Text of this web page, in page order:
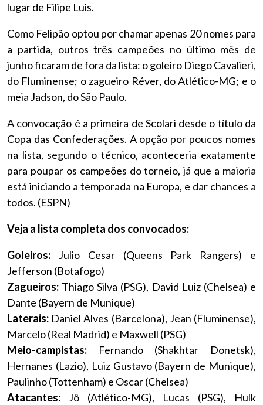
lugar de Filipe Luis.
Como Felipão optou por chamar apenas 20 nomes para
a partida, outros três campeões no último mês de
junho ficaram de fora da lista: o goleiro Diego Cavalieri,
do Fluminense; o zagueiro Réver, do Atlético-MG; e o
meia Jadson, do São Paulo.
A convocação é a primeira de Scolari desde o título da
Copa das Confederações. A opção por poucos nomes
na lista, segundo o técnico, aconteceria exatamente
para poupar os campeões do torneio, já que a maioria
está iniciando a temporada na Europa, e dar chances a
todos. (ESPN)
Veja a lista completa dos convocados:
Goleiros: Julio Cesar (Queens Park Rangers) e
Jefferson (Botafogo)
Zagueiros: Thiago Silva (PSG), David Luiz (Chelsea) e
Dante (Bayern de Munique)
Laterais: Daniel Alves (Barcelona), Jean (Fluminense),
Marcelo (Real Madrid) e Maxwell (PSG)
Meio-campistas:
Fernando (Shakhtar Donetsk),
Hernanes (Lazio), Luiz Gustavo (Bayern de Munique),
Paulinho (Tottenham) e Oscar (Chelsea)
Atacantes: Jô (Atlético-MG), Lucas (PSG), Hulk